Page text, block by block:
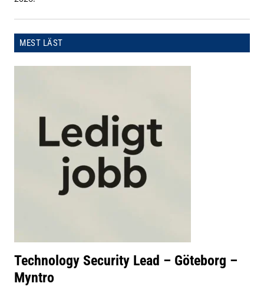
MEST LÄST
Technology Security Lead – Göteborg –
Myntro